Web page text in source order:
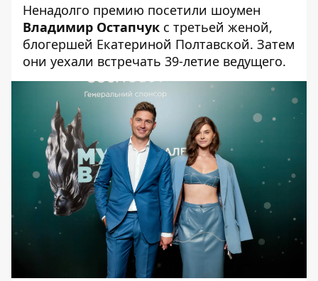
Ненадолго премию посетили шоумен
Владимир Остапчук с третьей женой,
блогершей Екатериной Полтавской. Затем
они уехали встречать 39-летие ведущего.